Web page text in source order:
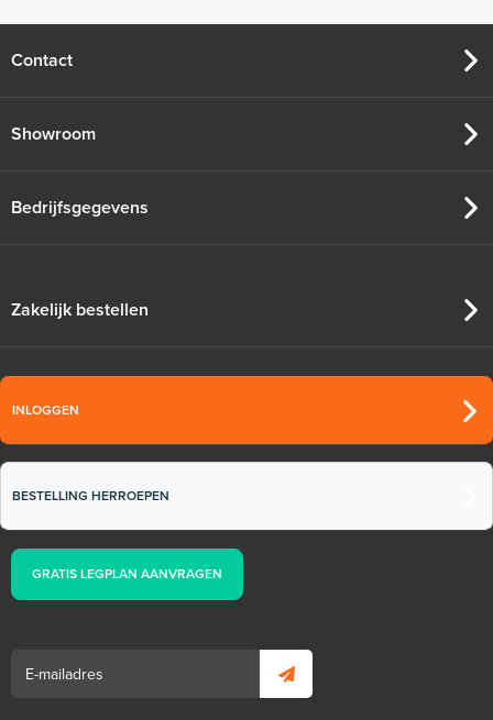
Contact
Showroom
Bedrijfsgegevens
Zakelijk bestellen
INLOGGEN
BESTELLING HERROEPEN
GRATIS LEGPLAN AANVRAGEN